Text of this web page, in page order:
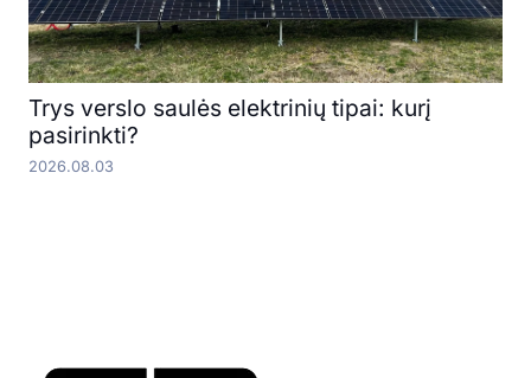
Trys verslo saulės elektrinių tipai: kurį
pasirinkti?
2026.08.03